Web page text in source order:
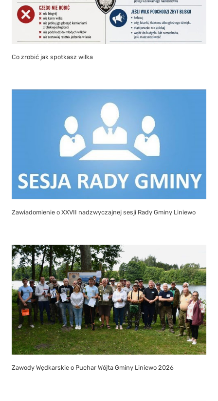
Co zrobić jak spotkasz wilka
Zawiadomienie o XXVII nadzwyczajnej sesji Rady Gminy Liniewo
Zawody Wędkarskie o Puchar Wójta Gminy Liniewo 2026